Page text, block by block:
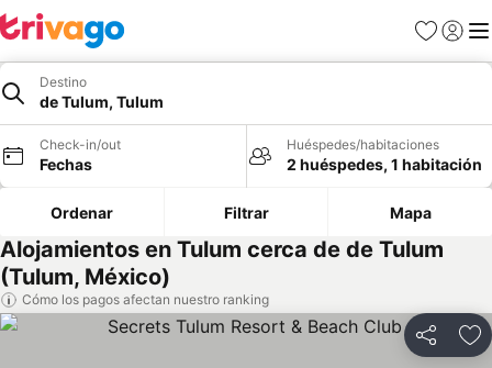
Favoritos
Iniciar
Destino
de Tulum, Tulum
Check-in/out
Fechas
Huéspedes/habitaciones
2 huéspedes, 1 habitación
Ordenar Filtrar Mapa
Alojamientos en Tulum cerca de de Tulum
(Tulum, México)
Cómo los pagos afectan nuestro ranking
Compartir